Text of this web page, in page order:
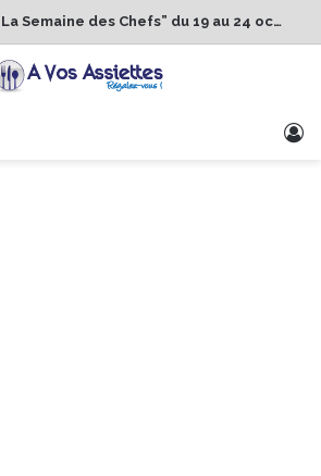
1er Édition de “La Semaine des Chefs” du 19 au 24 octobre 2026